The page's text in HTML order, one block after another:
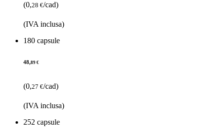
(0,28 €/cad)
(IVA inclusa)
180 capsule
48,89 €
(0,27 €/cad)
(IVA inclusa)
252 capsule